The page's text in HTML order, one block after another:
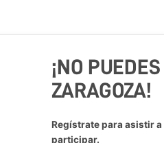
¡NO
ZARAGOZA!
Regístrate para asistir
participar.